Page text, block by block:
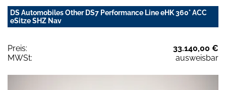
DS Automobiles Other DS7 Performance Line eHK 360° ACC
eSitze SHZ Nav
Preis:
33.140,00 €
MWSt:
ausweisbar